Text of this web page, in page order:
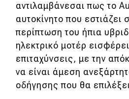
αντιλαμβάνεσαι πως το
αυτοκίνητο που εστιάζει
περίπτωση του ήπια
ηλεκτρικό μοτέρ
επιταχύνσεις, με την
να είναι άμεση
οδήγησης που θα